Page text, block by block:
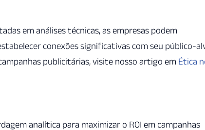
em análises técnicas, as empresas podem
conexões significativas com seu público-
publicitárias, visite nosso artigo em Ética
analítica para maximizar o ROI em campanhas